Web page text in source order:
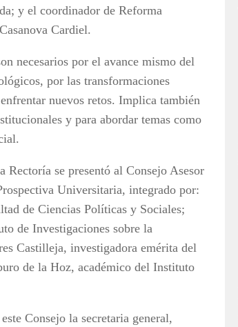
y el coordinador de Reforma
Cardiel.
necesarios por el avance mismo del
por las transformaciones
nuevos retos. Implica también
y para abordar temas como
se presentó al Consejo Asesor
Universitaria, integrado por:
de Ciencias Políticas y Sociales;
de Investigaciones sobre la
Castilleja, investigadora emérita del
de la Hoz, académico del Instituto
Consejo la secretaria general,